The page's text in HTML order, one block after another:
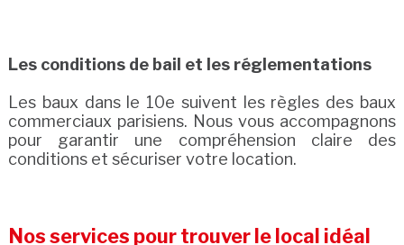
Les conditions de bail et les réglementations
Les baux dans le 10e suivent les règles des baux
commerciaux parisiens. Nous vous accompagnons
pour garantir une compréhension claire des
conditions et sécuriser votre location.
Nos services pour trouver le local idéal